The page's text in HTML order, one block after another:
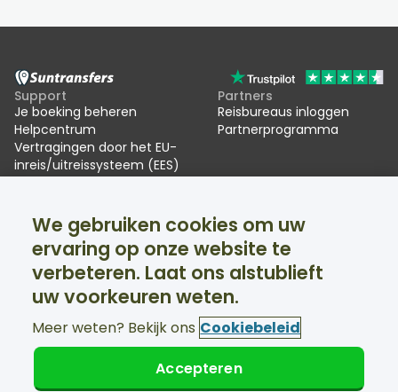
Support
Je boeking beheren
Helpcentrum
Vertragingen door het EU-
inreis/uitreissysteem (EES)
Partners
Reisbureaus inloggen
Partnerprogramma
Over ons
Beoordelingen
Skitransfers
Facebook
Twitter
Support 24/7 beschikbaar
© Suntransfers.com 2026
We gebruiken cookies om uw
ervaring op onze website te
verbeteren. Laat ons alstublieft
uw voorkeuren weten.
Meer weten? Bekijk ons Cookiebeleid
Accepteren